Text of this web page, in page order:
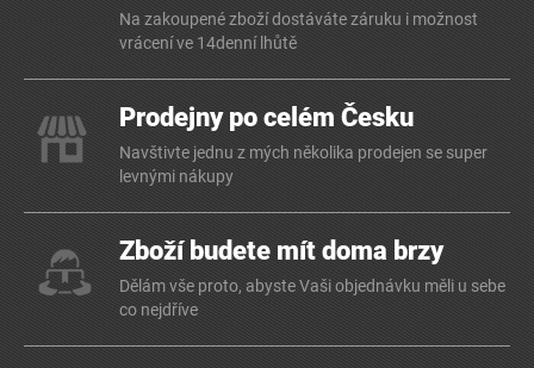
Na zakoupené zboží dostáváte záruku i možnost
vrácení ve 14denní lhůtě
Prodejny po celém Česku
Navštivte jednu z mých několika prodejen se super
levnými nákupy
Zboží budete mít doma brzy
Dělám vše proto, abyste Vaši objednávku měli u sebe
co nejdříve